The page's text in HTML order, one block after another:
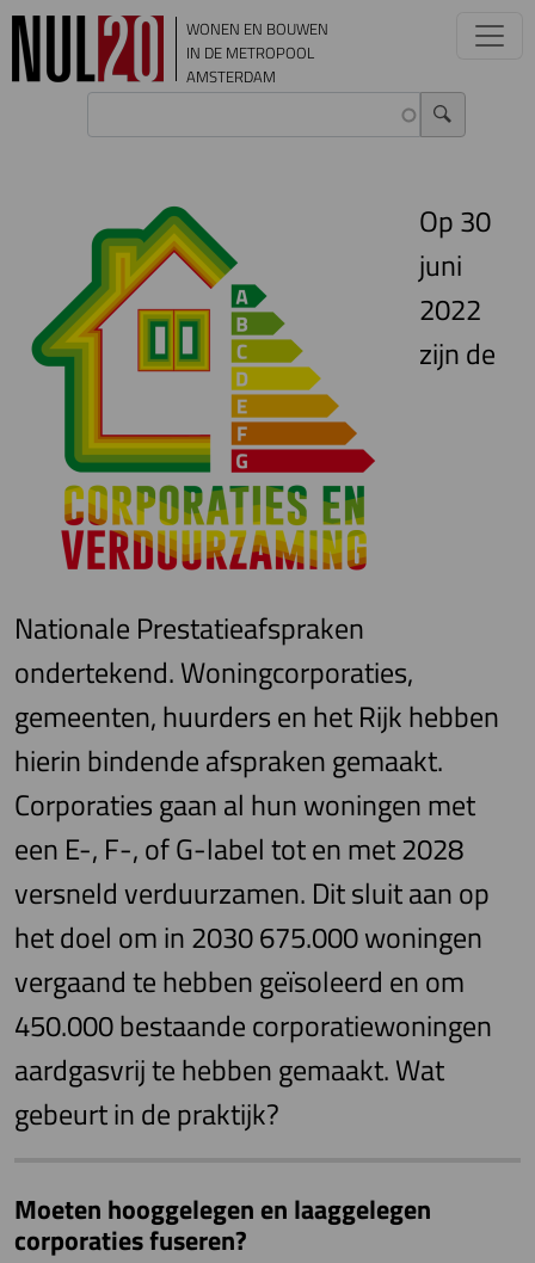
Overslaan en naar de inhoud gaan
WONEN EN BOUWEN
IN DE METROPOOL
AMSTERDAM
Op 30
juni
2022
zijn de
Nationale Prestatieafspraken
ondertekend. Woningcorporaties,
gemeenten, huurders en het Rijk hebben
hierin bindende afspraken gemaakt.
Corporaties gaan al hun woningen met
een E-, F-, of G-label tot en met 2028
versneld verduurzamen. Dit sluit aan op
het doel om in 2030 675.000 woningen
vergaand te hebben geïsoleerd en om
450.000 bestaande corporatiewoningen
aardgasvrij te hebben gemaakt. Wat
gebeurt in de praktijk?
Moeten hooggelegen en laaggelegen
corporaties fuseren?